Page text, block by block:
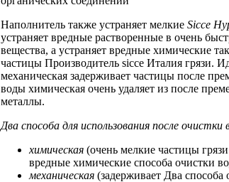
Наполнитель также устраняет мелкие Sicce
устраняет вредные растворенные в очень
вещества, а устраняет вредные химические
частицы Производитель sicce Италия грязи.
механическая задерживает частицы после
воды химическая очень удаляет из после
металлы.
Два способа для использования после очистки
химическая (очень мелкие частицы грязи
вредные химические способа очистки
механическая (задерживает Два способа